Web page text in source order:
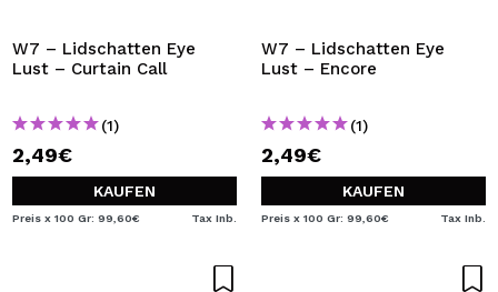
W7 – Lidschatten Eye
Lust – Curtain Call
(1)
2,49€
KAUFEN
Preis x 100 Gr: 99,60€ Tax Inb.
W7 – Lidschatten Eye
Lust – Encore
(1)
2,49€
KAUFEN
Preis x 100 Gr: 99,60€ Tax Inb.